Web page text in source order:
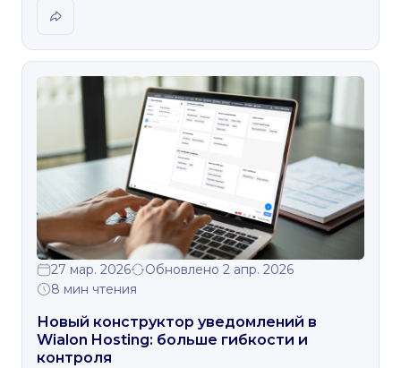
27 мар. 2026
Обновлено 2 апр. 2026
8 мин чтения
Новый конструктор уведомлений в
Wialon Hosting: больше гибкости и
контроля